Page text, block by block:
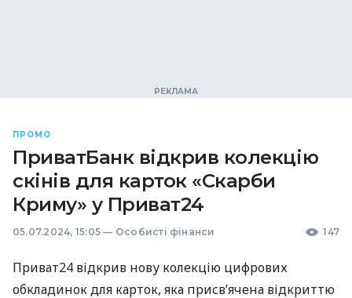
ПРОМО
ПриватБанк відкрив колекцію
скінів для карток «Скарби
Криму» у Приват24
05.07.2024, 15:05 — Особисті фінанси 147
Приват24 відкрив нову колекцію цифрових
обкладинок для карток, яка присвʼячена відкриттю